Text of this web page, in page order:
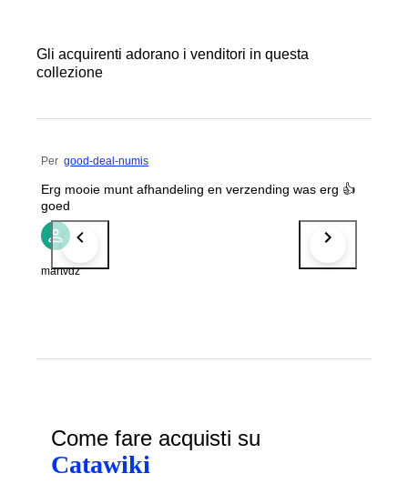
Gli acquirenti adorano i venditori in questa
collezione
Per good-deal-numis
Erg mooie munt afhandeling en verzending was erg 👍
goed
martvdz
Come fare acquisti su
Catawiki